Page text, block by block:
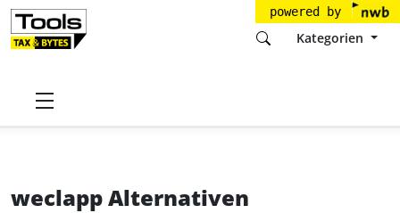
powered by
Kategorien
Startseite
weclapp Alternativen